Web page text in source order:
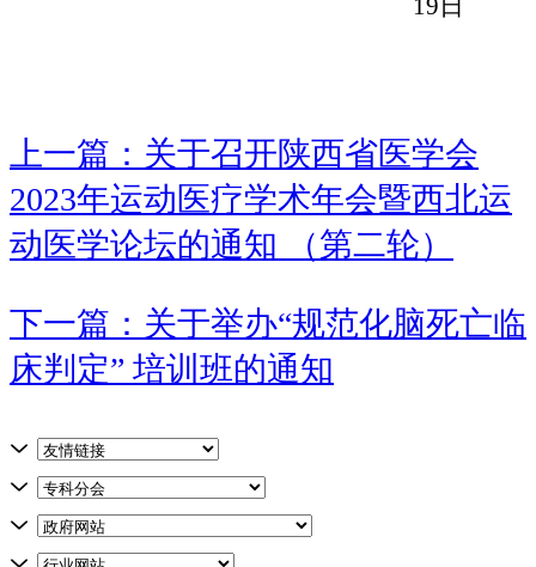
上一篇：关于召开陕西省医学会
2023年运动医疗学术年会暨西北运
动医学论坛的通知 （第二轮）
下一篇：关于举办“规范化脑死亡临
床判定” 培训班的通知